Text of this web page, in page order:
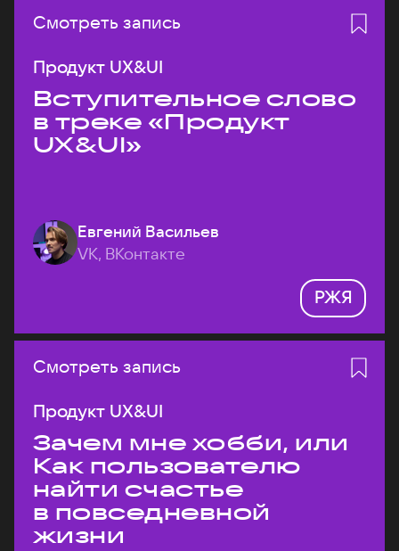
Смотреть запись
Продукт UX&UI
Вступительное слово
в треке «Продукт
UX&UI»
Евгений Васильев
VK, ВКонтакте
РЖЯ
Смотреть запись
Продукт UX&UI
Зачем мне хобби, или
Как пользователю
найти счастье
в повседневной
жизни